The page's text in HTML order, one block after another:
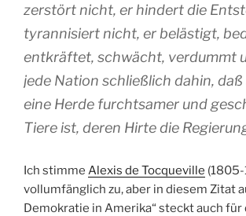
zerstört nicht, er hindert die
tyrannisiert nicht, er belästigt,
entkräftet, schwächt, verdummt
jede Nation schließlich dahin,
eine Herde furchtsamer und
Tiere ist, deren Hirte die
Ich stimme Alexis de Tocqueville
vollumfänglich zu, aber in diesem Zitat
Demokratie in Amerika“ steckt auch für